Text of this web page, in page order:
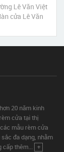
Lê Văn Việt
cửa Lê Văn
20 năm kinh
cửa tại thị
mẫu rèm cửa
đa dạng, nhằm
cấp thêm... +